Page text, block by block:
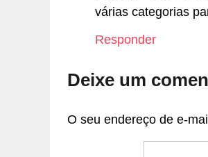
várias categorias
Responder
Deixe um
O seu endereço de e-